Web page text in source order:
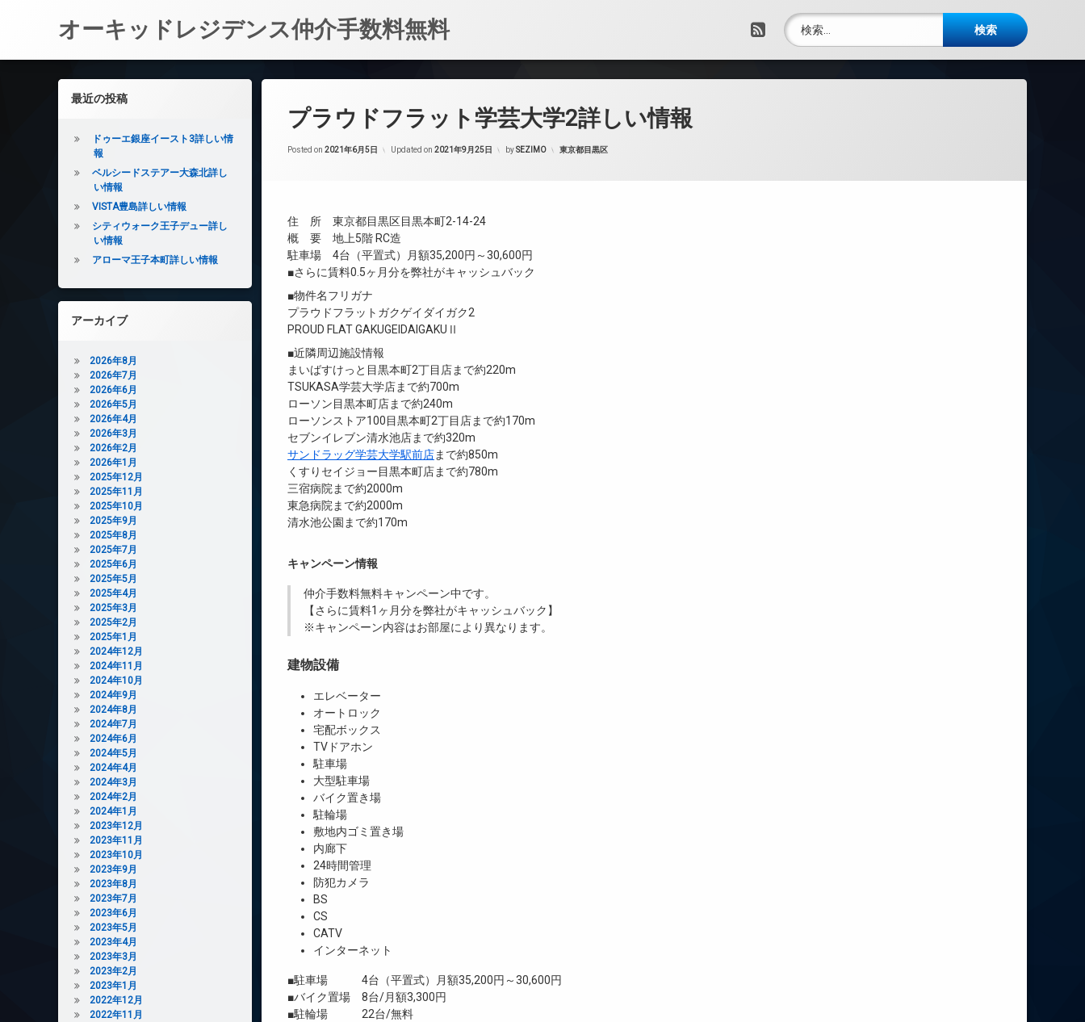
オーキッドレジデンス仲介手数料無料 RSS
検索:
プラウドフラット学芸大学2詳しい情報
Posted on 2021年6月5日 Updated on 2021年9月25日 bySEZIMO カテゴリー:
東京都目黒区
住 所 東京都目黒区目黒本町2-14-24
概 要 地上5階 RC造
駐車場 4台（平置式）月額35,200円～30,600円
■さらに賃料0.5ヶ月分を弊社がキャッシュバック
■物件名フリガナ
プラウドフラットガクゲイダイガク2
PROUD FLAT GAKUGEIDAIGAKUⅡ
■近隣周辺施設情報
まいばすけっと目黒本町2丁目店まで約220m
TSUKASA学芸大学店まで約700m
ローソン目黒本町店まで約240m
ローソンストア100目黒本町2丁目店まで約170m
セブンイレブン清水池店まで約320m
サンドラッグ学芸大学駅前店まで約850m
くすりセイジョー目黒本町店まで約780m
三宿病院まで約2000m
東急病院まで約2000m
清水池公園まで約170m
キャンペーン情報
仲介手数料無料キャンペーン中です。
【さらに賃料1ヶ月分を弊社がキャッシュバック】
※キャンペーン内容はお部屋により異なります。
建物設備
エレベーター
オートロック
宅配ボックス
TVドアホン
駐車場
大型駐車場
バイク置き場
駐輪場
敷地内ゴミ置き場
内廊下
24時間管理
防犯カメラ
BS
CS
CATV
インターネット
■駐車場 4台（平置式）月額35,200円～30,600円
■バイク置場 8台/月額3,300円
■駐輪場 22台/無料
左サイドバー
最近の投稿
ドゥーエ銀座イースト3詳しい情
報
ベルシードステアー大森北詳し
い情報
VISTA豊島詳しい情報
シティウォーク王子デュー詳し
い情報
アローマ王子本町詳しい情報
アーカイブ
2026年8月
2026年7月
2026年6月
2026年5月
2026年4月
2026年3月
2026年2月
2026年1月
2025年12月
2025年11月
2025年10月
2025年9月
2025年8月
2025年7月
2025年6月
2025年5月
2025年4月
2025年3月
2025年2月
2025年1月
2024年12月
2024年11月
2024年10月
2024年9月
2024年8月
2024年7月
2024年6月
2024年5月
2024年4月
2024年3月
2024年2月
2024年1月
2023年12月
2023年11月
2023年10月
2023年9月
2023年8月
2023年7月
2023年6月
2023年5月
2023年4月
2023年3月
2023年2月
2023年1月
2022年12月
2022年11月